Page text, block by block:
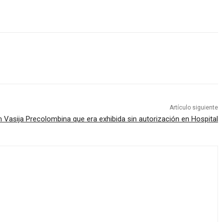
Artículo siguiente
Vasija Precolombina que era exhibida sin autorización en Hospital